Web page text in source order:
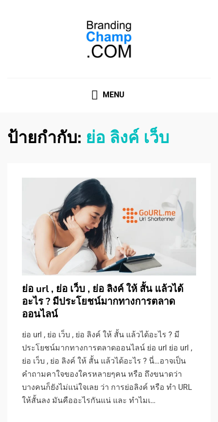
MENU
ป้ายกำกับ: ย่อ ลิงค์ เว็บ
ย่อ url , ย่อ เว็บ , ย่อ ลิงค์ ให้ สั้น แล้วได้
อะไร ? มีประโยชน์มากทางการตลาด
ออนไลน์
ย่อ url , ย่อ เว็บ , ย่อ ลิงค์ ให้ สั้น แล้วได้อะไร ? มี
ประโยชน์มากทางการตลาดออนไลน์ ย่อ url ย่อ url ,
ย่อ เว็บ , ย่อ ลิงค์ ให้ สั้น แล้วได้อะไร ? นี่…อาจเป็น
คำถามคาใจของใครหลายๆคน หรือ ถึงขนาดว่า
บางคนก็ยังไม่แน่ใจเลย ว่า การย่อลิงค์ หรือ ทำ URL
ให้สั้นลง มันคืออะไรกันแน่ และ ทำไมเ…